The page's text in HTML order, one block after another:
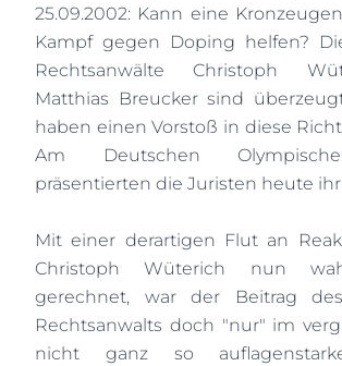
25.09.2002: Kann eine
Kampf gegen Doping helfen?
Rechtsanwälte Christoph
Matthias Breucker sind
haben einen Vorstoß in diese
Am Deutschen
präsentierten die Juristen heute
Mit einer derartigen Flut an
Christoph Wüterich nun
gerechnet, war der Beitrag
Rechtsanwalts doch "nur" im
nicht ganz so